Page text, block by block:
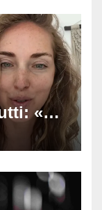
«Un
di